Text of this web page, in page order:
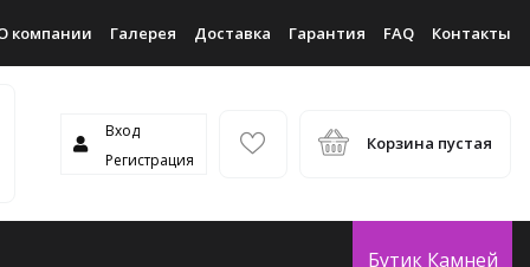
компании Галерея Доставка Гарантия FAQ Контакты
Вход
Регистрация
Корзина пустая
Бутик Камней